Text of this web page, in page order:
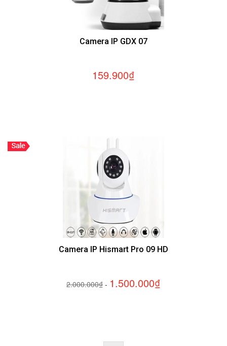
Camera IP GDX 07
159.900₫
Camera IP Hismart Pro 09 HD
2.000.000₫ - 1.500.000₫